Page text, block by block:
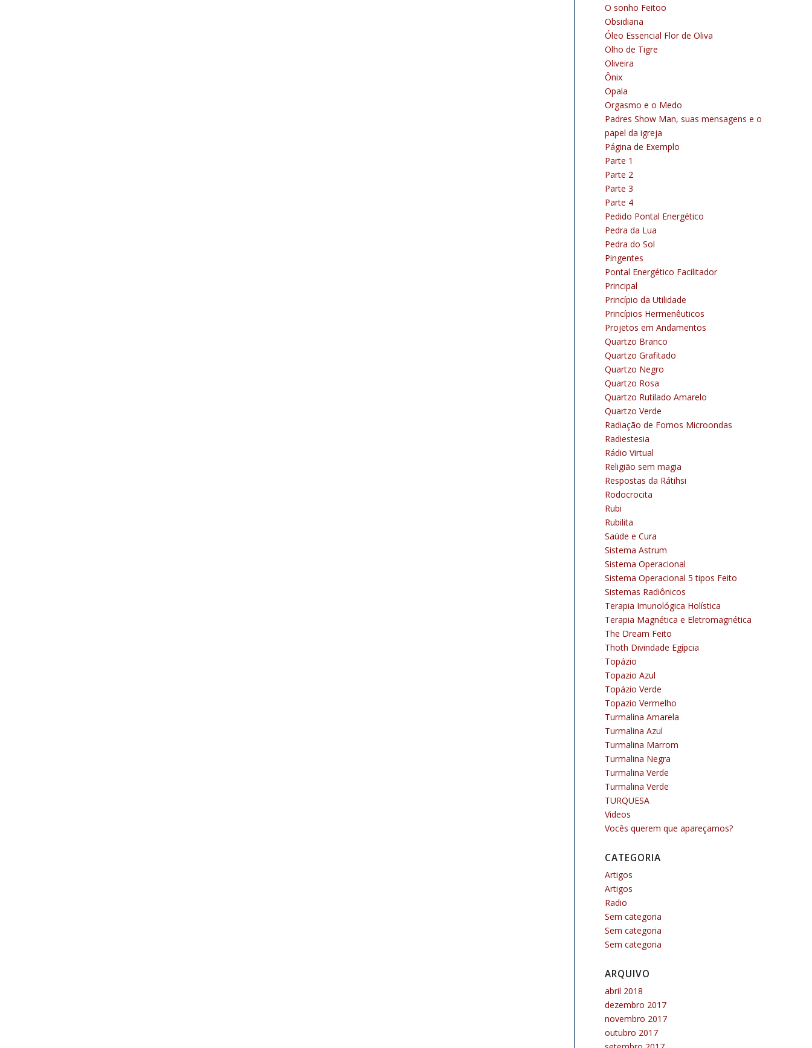
O sonho Feitoo
Obsidiana
Óleo Essencial Flor de Oliva
Olho de Tigre
Oliveira
Ônix
Opala
Orgasmo e o Medo
Padres Show Man, suas mensagens e o
papel da igreja
Página de Exemplo
Parte 1
Parte 2
Parte 3
Parte 4
Pedido Pontal Energético
Pedra da Lua
Pedra do Sol
Pingentes
Pontal Energético Facilitador
Principal
Princípio da Utilidade
Princípios Hermenêuticos
Projetos em Andamentos
Quartzo Branco
Quartzo Grafitado
Quartzo Negro
Quartzo Rosa
Quartzo Rutilado Amarelo
Quartzo Verde
Radiação de Fornos Microondas
Radiestesia
Rádio Virtual
Religião sem magia
Respostas da Rátihsi
Rodocrocita
Rubi
Rubilita
Saúde e Cura
Sistema Astrum
Sistema Operacional
Sistema Operacional 5 tipos Feito
Sistemas Radiônicos
Terapia Imunológica Holística
Terapia Magnética e Eletromagnética
The Dream Feito
Thoth Divindade Egípcia
Topázio
Topazio Azul
Topázio Verde
Topazio Vermelho
Turmalina Amarela
Turmalina Azul
Turmalina Marrom
Turmalina Negra
Turmalina Verde
Turmalina Verde
TURQUESA
Videos
Vocês querem que apareçamos?
CATEGORIA
Artigos
Artigos
Radio
Sem categoria
Sem categoria
Sem categoria
ARQUIVO
abril 2018
dezembro 2017
novembro 2017
outubro 2017